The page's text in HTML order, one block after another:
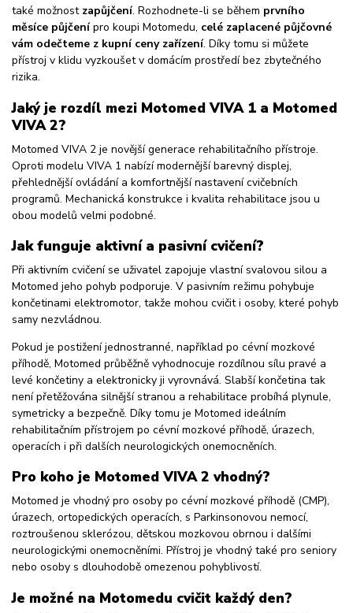
také možnost zapůjčení. Rozhodnete-li se během prvního
měsíce půjčenípro koupi Motomedu, celé zaplacené půjčovné
vám odečteme z kupní ceny zařízení. Díky tomu si můžete
přístroj v klidu vyzkoušet v domácím prostředí bez zbytečného
rizika.
Jaký je rozdíl mezi Motomed VIVA 1 a Motomed
VIVA 2?
Motomed VIVA 2 je novější generace rehabilitačního přístroje.
Oproti modelu VIVA 1 nabízí modernější barevný displej,
přehlednější ovládání a komfortnější nastavení cvičebních
programů. Mechanická konstrukce i kvalita rehabilitace jsou u
obou modelů velmi podobné.
Jak funguje aktivní a pasivní cvičení?
Při aktivním cvičení se uživatel zapojuje vlastní svalovou silou a
Motomed jeho pohyb podporuje. V pasivním režimu pohybuje
končetinami elektromotor, takže mohou cvičit i osoby, které pohyb
samy nezvládnou.
Pokud je postižení jednostranné, například po cévní mozkové
příhodě, Motomed průběžně vyhodnocuje rozdílnou sílu pravé a
levé končetiny a elektronicky ji vyrovnává. Slabší končetina tak
není přetěžována silnější stranou a rehabilitace probíhá plynule,
symetricky a bezpečně. Díky tomu je Motomed ideálním
rehabilitačním přístrojem po cévní mozkové příhodě, úrazech,
operacích i při dalších neurologických onemocněních.
Pro koho je Motomed VIVA 2 vhodný?
Motomed je vhodný pro osoby po cévní mozkové příhodě (CMP),
úrazech, ortopedických operacích, s Parkinsonovou nemocí,
roztroušenou sklerózou, dětskou mozkovou obrnou i dalšími
neurologickými onemocněními. Přístroj je vhodný také pro seniory
nebo osoby s dlouhodobě omezenou pohyblivostí.
Je možné na Motomedu cvičit každý den?